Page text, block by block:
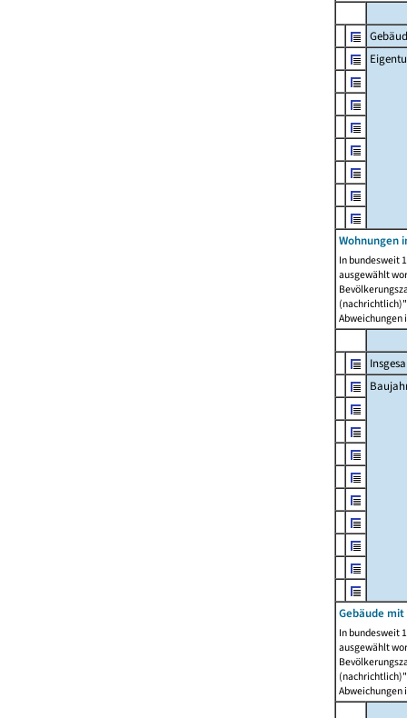
Wohnungen
In bundesweit
ausgewählt
Abweichungen
Gebäude mit
In bundesweit
ausgewählt
Abweichungen